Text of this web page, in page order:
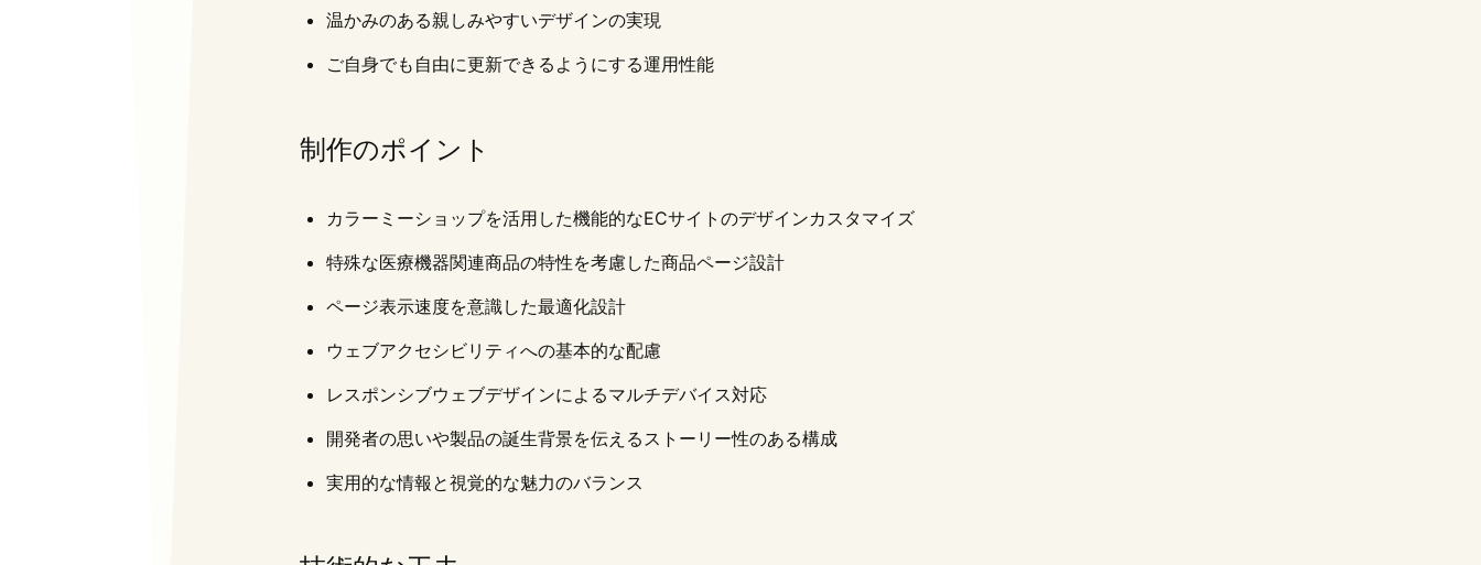
温かみのある親しみやすいデザインの実現
ご自身でも自由に更新できるようにする運用性能
制作のポイント
カラーミーショップを活用した機能的なECサイトのデザインカスタマイズ
特殊な医療機器関連商品の特性を考慮した商品ページ設計
ページ表示速度を意識した最適化設計
ウェブアクセシビリティへの基本的な配慮
レスポンシブウェブデザインによるマルチデバイス対応
開発者の思いや製品の誕生背景を伝えるストーリー性のある構成
実用的な情報と視覚的な魅力のバランス